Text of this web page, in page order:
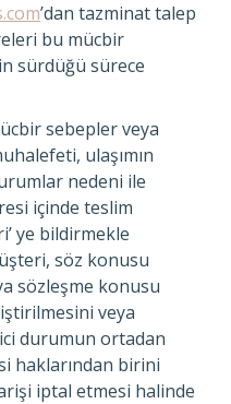
’dan tazminat talep
bu mücbir
sürdüğü sürece
sebepler veya
ulaşımın
nedeni ile
içinde teslim
ye bildirmekle
söz konusu
sözleşme konusu
veya
durumun ortadan
haklarından birini
iptal etmesi halinde